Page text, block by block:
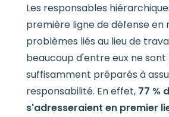
Les responsables
première ligne de défense en
problèmes liés au lieu de
beaucoup d'entre eux ne sont
suffisamment préparés à
responsabilité. En effet, 77 %
s'adresseraient en premier